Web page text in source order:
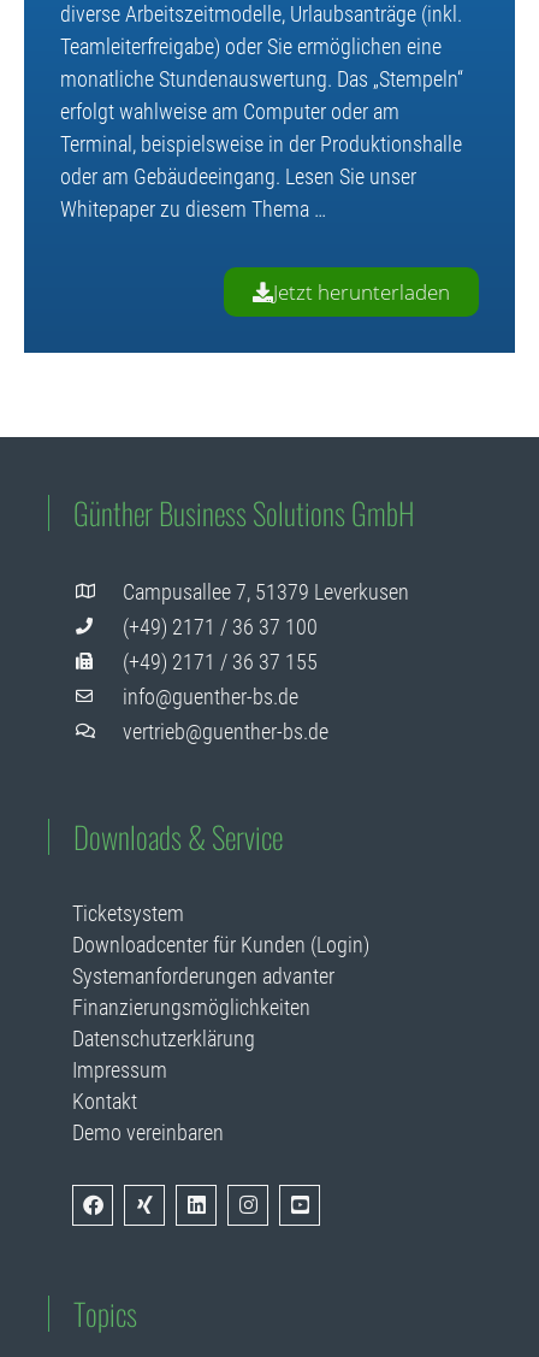
diverse Arbeitszeitmodelle, Urlaubsanträge (inkl.
Teamleiterfreigabe) oder Sie ermöglichen eine
monatliche Stundenauswertung. Das „Stempeln“
erfolgt wahlweise am Computer oder am
Terminal, beispielsweise in der Produktionshalle
oder am Gebäudeeingang. Lesen Sie unser
Whitepaper zu diesem Thema …
Jetzt herunterladen
Günther Business Solutions GmbH
Campusallee 7, 51379 Leverkusen
(+49) 2171 / 36 37 100
(+49) 2171 / 36 37 155
info@guenther-bs.de
vertrieb@guenther-bs.de
Downloads & Service
Ticketsystem
Downloadcenter für Kunden (Login)
Systemanforderungen advanter
Finanzierungsmöglichkeiten
Datenschutzerklärung
Impressum
Kontakt
Demo vereinbaren
Topics